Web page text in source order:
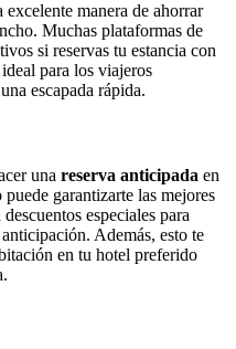
excelente manera de ahorrar
Muchas plataformas de
si reservas tu estancia con
para los viajeros
escapada rápida.
una reserva anticipada en
garantizarte las mejores
especiales para
Además, esto te
en tu hotel preferido